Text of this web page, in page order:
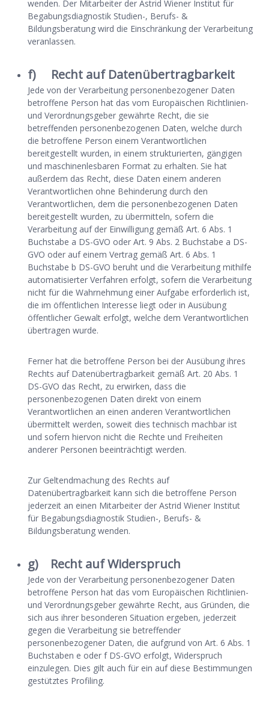
wenden. Der Mitarbeiter der Astrid Wiener Institut für
Begabungsdiagnostik Studien-, Berufs- &
Bildungsberatung wird die Einschränkung der Verarbeitung
veranlassen.
f) Recht auf Datenübertragbarkeit
Jede von der Verarbeitung personenbezogener Daten
betroffene Person hat das vom Europäischen Richtlinien-
und Verordnungsgeber gewährte Recht, die sie
betreffenden personenbezogenen Daten, welche durch
die betroffene Person einem Verantwortlichen
bereitgestellt wurden, in einem strukturierten, gängigen
und maschinenlesbaren Format zu erhalten. Sie hat
außerdem das Recht, diese Daten einem anderen
Verantwortlichen ohne Behinderung durch den
Verantwortlichen, dem die personenbezogenen Daten
bereitgestellt wurden, zu übermitteln, sofern die
Verarbeitung auf der Einwilligung gemäß Art. 6 Abs. 1
Buchstabe a DS-GVO oder Art. 9 Abs. 2 Buchstabe a DS-
GVO oder auf einem Vertrag gemäß Art. 6 Abs. 1
Buchstabe b DS-GVO beruht und die Verarbeitung mithilfe
automatisierter Verfahren erfolgt, sofern die Verarbeitung
nicht für die Wahrnehmung einer Aufgabe erforderlich ist,
die im öffentlichen Interesse liegt oder in Ausübung
öffentlicher Gewalt erfolgt, welche dem Verantwortlichen
übertragen wurde.
Ferner hat die betroffene Person bei der Ausübung ihres
Rechts auf Datenübertragbarkeit gemäß Art. 20 Abs. 1
DS-GVO das Recht, zu erwirken, dass die
personenbezogenen Daten direkt von einem
Verantwortlichen an einen anderen Verantwortlichen
übermittelt werden, soweit dies technisch machbar ist
und sofern hiervon nicht die Rechte und Freiheiten
anderer Personen beeinträchtigt werden.
Zur Geltendmachung des Rechts auf
Datenübertragbarkeit kann sich die betroffene Person
jederzeit an einen Mitarbeiter der Astrid Wiener Institut
für Begabungsdiagnostik Studien-, Berufs- &
Bildungsberatung wenden.
g) Recht auf Widerspruch
Jede von der Verarbeitung personenbezogener Daten
betroffene Person hat das vom Europäischen Richtlinien-
und Verordnungsgeber gewährte Recht, aus Gründen, die
sich aus ihrer besonderen Situation ergeben, jederzeit
gegen die Verarbeitung sie betreffender
personenbezogener Daten, die aufgrund von Art. 6 Abs. 1
Buchstaben e oder f DS-GVO erfolgt, Widerspruch
einzulegen. Dies gilt auch für ein auf diese Bestimmungen
gestütztes Profiling.